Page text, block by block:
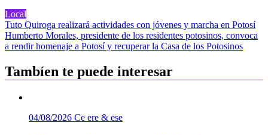
Local
Navegación
de
Tuto Quiroga realizará actividades con jóvenes y marcha en Potosí
Humberto Morales, presidente de los residentes potosinos, convoca
a rendir homenaje a Potosí y recuperar la Casa de los Potosinos
Tambíen te puede interesar
04/08/2026 Ce ere & ese